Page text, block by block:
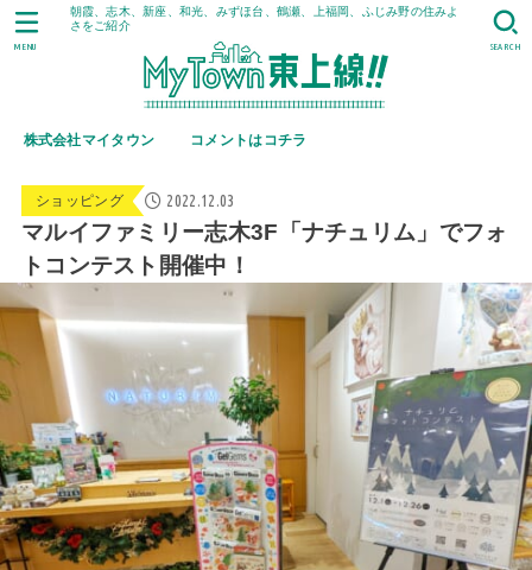
朝霞、志木、新座、和光、みずほ台、鶴瀬、上福岡、ふじみ野の住みよ
さをご紹介
株式会社マイタウン コメントはコチラ
SEARCH
MENU
ショッピング 2022.12.03
マルイファミリー志木3F「ナチュリム」でフォ
トコンテスト開催中！